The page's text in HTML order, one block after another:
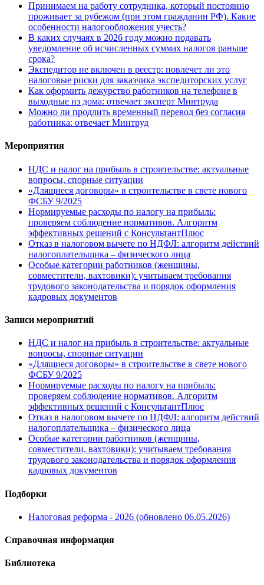
Принимаем на работу сотрудника, который постоянно
проживает за рубежом (при этом гражданин РФ). Какие
особенности налогообложения учесть?
В каких случаях в 2026 году можно подавать
уведомление об исчисленных суммах налогов раньше
срока?
Экспедитор не включен в реестр: повлечет ли это
налоговые риски для заказчика экспедиторских услуг
Как оформить дежурство работников на телефоне в
выходные из дома: отвечает эксперт Минтруда
Можно ли продлить временный перевод без согласия
работника: отвечает Минтруд
Мероприятия
НДС и налог на прибыль в строительстве: актуальные
вопросы, спорные ситуации
«Длящиеся договоры» в строительстве в свете нового
ФСБУ 9/2025
Нормируемые расходы по налогу на прибыль:
проверяем соблюдение нормативов. Алгоритм
эффективных решений с КонсультантПлюс
Отказ в налоговом вычете по НДФЛ: алгоритм действий
налогоплательщика – физического лица
Особые категории работников (женщины,
совместители, вахтовики): учитываем требования
трудового законодательства и порядок оформления
кадровых документов
Записи мероприятий
НДС и налог на прибыль в строительстве: актуальные
вопросы, спорные ситуации
«Длящиеся договоры» в строительстве в свете нового
ФСБУ 9/2025
Нормируемые расходы по налогу на прибыль:
проверяем соблюдение нормативов. Алгоритм
эффективных решений с КонсультантПлюс
Отказ в налоговом вычете по НДФЛ: алгоритм действий
налогоплательщика – физического лица
Особые категории работников (женщины,
совместители, вахтовики): учитываем требования
трудового законодательства и порядок оформления
кадровых документов
Подборки
Налоговая реформа - 2026 (обновлено 06.05.2026)
Справочная информация
Библиотека